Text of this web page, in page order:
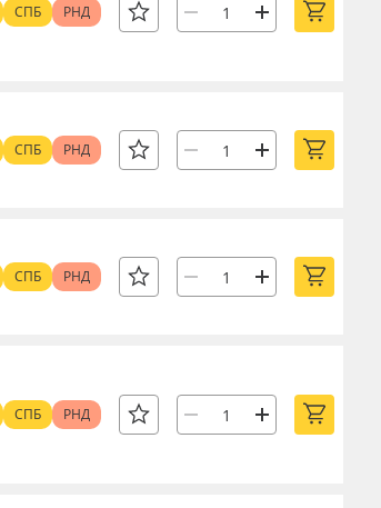
СПБ РНД
СПБ РНД
СПБ РНД
СПБ РНД